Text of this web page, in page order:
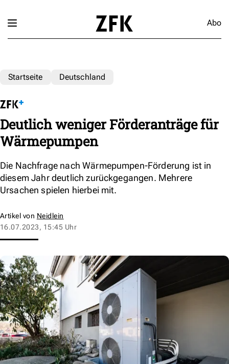
Abo
Startseite Deutschland
Deutlich weniger Förderanträge für
Wärmepumpen
Die Nachfrage nach Wärmepumpen-Förderung ist in
diesem Jahr deutlich zurückgegangen. Mehrere
Ursachen spielen hierbei mit.
Artikel von Neidlein
16.07.2023, 15:45 Uhr